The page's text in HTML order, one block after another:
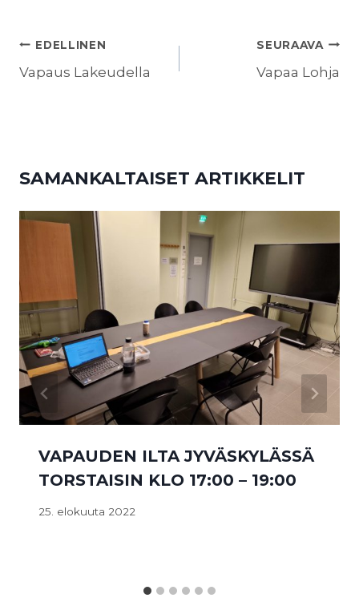
ARTIKKELIEN
SELAUS
EDELLINEN
Vapaus Lakeudella
SEURAAVA
Vapaa Lohja
SAMANKALTAISET ARTIKKELIT
VAPAUDEN ILTA JYVÄSKYLÄSSÄ
TORSTAISIN KLO 17:00 – 19:00
25. elokuuta 2022